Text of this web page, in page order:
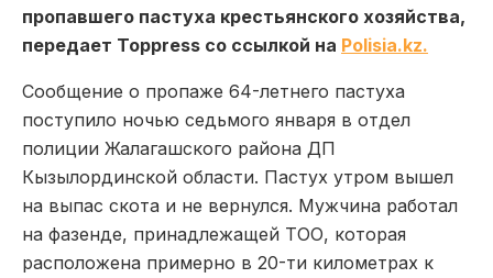
пропавшего пастуха крестьянского хозяйства,
передает Toppress со ссылкой на Polisia.kz.
Сообщение о пропаже 64-летнего пастуха
поступило ночью седьмого января в отдел
полиции Жалагашского района ДП
Кызылординской области. Пастух утром вышел
на выпас скота и не вернулся. Мужчина работал
на фазенде, принадлежащей ТОО, которая
расположена примерно в 20-ти километрах к